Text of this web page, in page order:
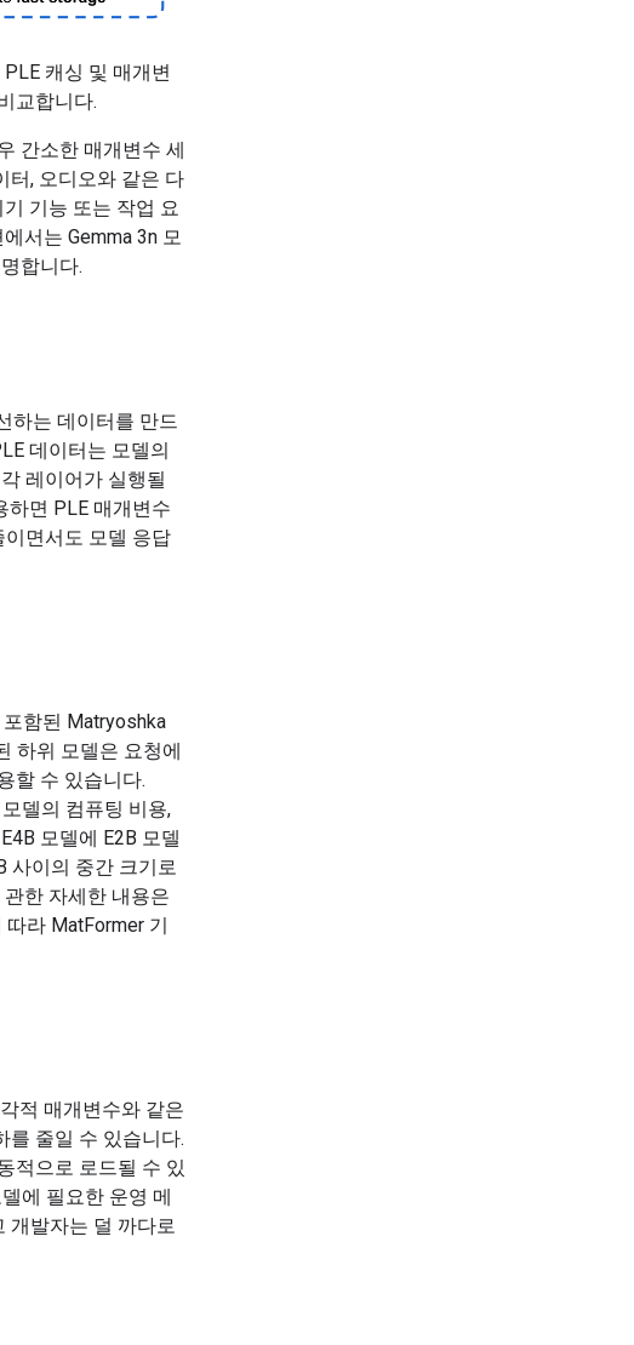
캐싱 및 매개변
교합니다.
간소한 매개변수 세
터, 오디오와 같은 다
기능 또는 작업 요
서는 Gemma 3n 모
합니다.
하는 데이터를 만드
데이터는 모델의
레이어가 실행될
하면 PLE 매개변수
면서도 모델 응답
함된 Matryoshka
하위 모델은 요청에
할 수 있습니다.
델의 컴퓨팅 비용,
모델에 E2B 모델
사이의 중간 크기로
한 자세한 내용은
라 MatFormer 기
적 매개변수와 같은
를 줄일 수 있습니다.
적으로 로드될 수 있
에 필요한 운영 메
개발자는 덜 까다로